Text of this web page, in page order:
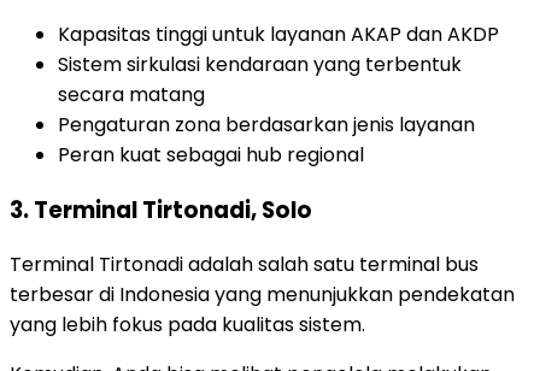
Kapasitas tinggi untuk layanan AKAP dan AKDP
Sistem sirkulasi kendaraan yang terbentuk
secara matang
Pengaturan zona berdasarkan jenis layanan
Peran kuat sebagai hub regional
3. Terminal Tirtonadi, Solo
Terminal Tirtonadi adalah salah satu terminal bus
terbesar di Indonesiayang menunjukkan pendekatan
yang lebih fokus pada kualitas sistem.